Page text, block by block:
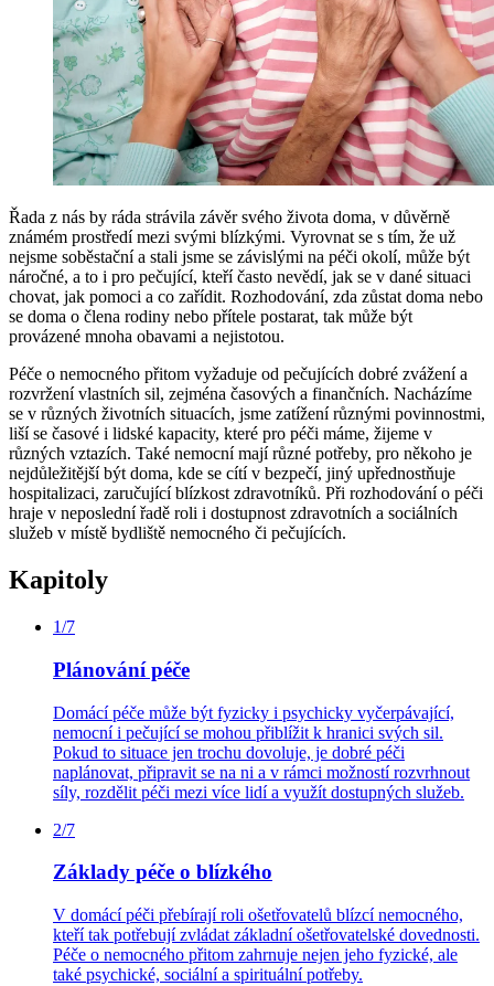
Řada z nás by ráda strávila závěr svého života doma, v důvěrně
známém prostředí mezi svými blízkými. Vyrovnat se s tím, že už
nejsme soběstační a stali jsme se závislými na péči okolí, může být
náročné, a to i pro pečující, kteří často nevědí, jak se v dané situaci
chovat, jak pomoci a co zařídit. Rozhodování, zda zůstat doma nebo
se doma o člena rodiny nebo přítele postarat, tak může být
provázené mnoha obavami a nejistotou.
Péče o nemocného přitom vyžaduje od pečujících dobré zvážení a
rozvržení vlastních sil, zejména časových a finančních. Nacházíme
se v různých životních situacích, jsme zatížení různými povinnostmi,
liší se časové i lidské kapacity, které pro péči máme, žijeme v
různých vztazích. Také nemocní mají různé potřeby, pro někoho je
nejdůležitější být doma, kde se cítí v bezpečí, jiný upřednostňuje
hospitalizaci, zaručující blízkost zdravotníků. Při rozhodování o péči
hraje v neposlední řadě roli i dostupnost zdravotních a sociálních
služeb v místě bydliště nemocného či pečujících.
Kapitoly
1/7
Plánování péče
Domácí péče může být fyzicky i psychicky vyčerpávající,
nemocní i pečující se mohou přiblížit k hranici svých sil.
Pokud to situace jen trochu dovoluje, je dobré péči
naplánovat, připravit se na ni a v rámci možností rozvrhnout
síly, rozdělit péči mezi více lidí a využít dostupných služeb.
2/7
Základy péče o blízkého
V domácí péči přebírají roli ošetřovatelů blízcí nemocného,
kteří tak potřebují zvládat základní ošetřovatelské dovednosti.
Péče o nemocného přitom zahrnuje nejen jeho fyzické, ale
také psychické, sociální a spirituální potřeby.